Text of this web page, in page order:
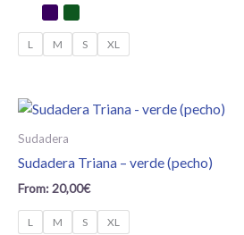
L M S XL
Sudadera
Sudadera Triana – verde (pecho)
From:20,00€
L M S XL